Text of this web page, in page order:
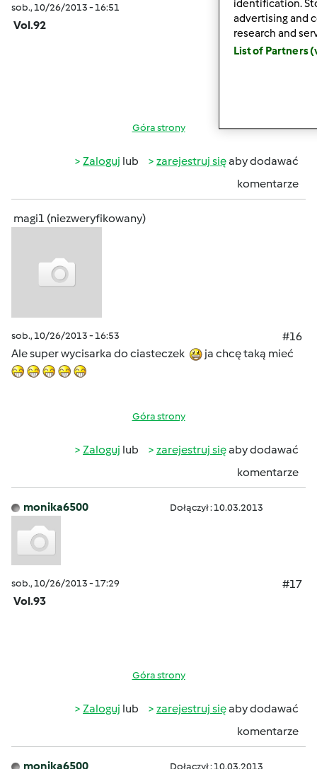
sob., 10/26/2013 - 16:51
#15
Vol.92
Góra strony
Zaloguj lub zarejestruj sięaby dodawać
komentarze
magi1 (niezweryfikowany)
sob., 10/26/2013 - 16:53
#16
Ale super wycisarka do ciasteczek
ja chcę taką mieć
Góra strony
Zaloguj lub zarejestruj sięaby dodawać
komentarze
monika6500 Dołączył : 10.03.2013
sob., 10/26/2013 - 17:29
#17
Vol.93
Góra strony
Zaloguj lub zarejestruj sięaby dodawać
komentarze
monika6500 Dołączył : 10.03.2013
identification.
advertising and
research and
List of Partners